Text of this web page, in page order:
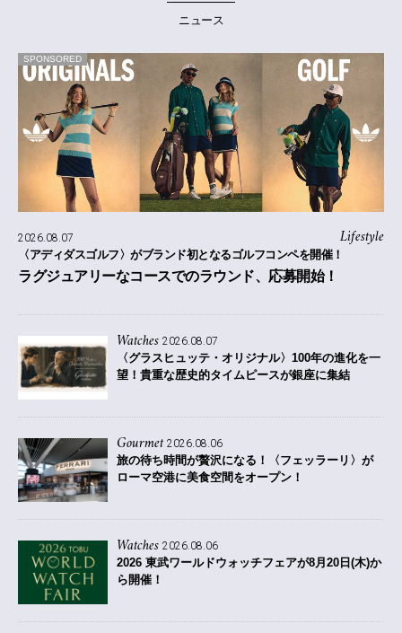
ニュース
SPONSORED
Lifestyle
2026.08.07
〈アディダスゴルフ〉がブランド初となるゴルフコンペを開催！
ラグジュアリーなコースでのラウンド、応募開始！
Watches 2026.08.07
〈グラスヒュッテ・オリジナル〉100年の進化を一
望！貴重な歴史的タイムピースが銀座に集結
Gourmet 2026.08.06
旅の待ち時間が贅沢になる！〈フェッラーリ〉が
ローマ空港に美食空間をオープン！
Watches 2026.08.06
2026 東武ワールドウォッチフェアが8月20日(木)か
ら開催！